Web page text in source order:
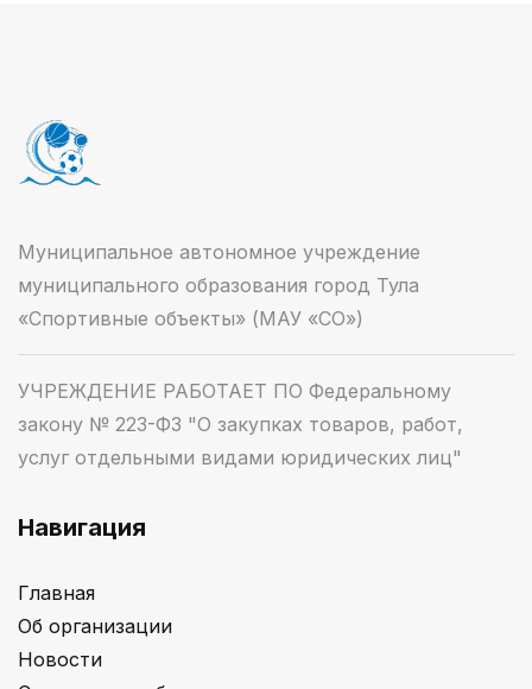
Муниципальное автономное учреждение
муниципального образования город Тула
«Спортивные объекты» (МАУ «СО»)
УЧРЕЖДЕНИЕ РАБОТАЕТ ПО Федеральному
закону № 223-ФЗ "О закупках товаров, работ,
услуг отдельными видами юридических лиц"
Навигация
Главная
Об организации
Новости